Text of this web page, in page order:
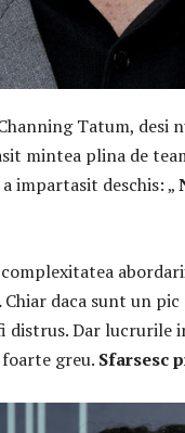
Tatum, desi
mintea plina de
impartasit deschis: „
Chiar daca sunt un
distrus. Dar lucrurile
greu. Sfarsesc